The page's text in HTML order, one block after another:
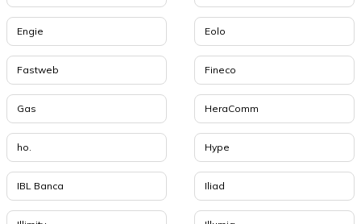
Engie Eolo
Fastweb Fineco
Gas HeraComm
ho. Hype
IBL Banca Iliad